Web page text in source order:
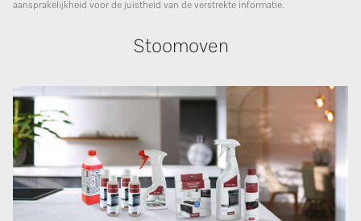
aansprakelijkheid voor de juistheid van de verstrekte informatie.
Stoomoven